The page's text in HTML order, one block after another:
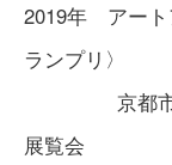
2019年 アート
ランプリ〉
京都市立芸
展覧会